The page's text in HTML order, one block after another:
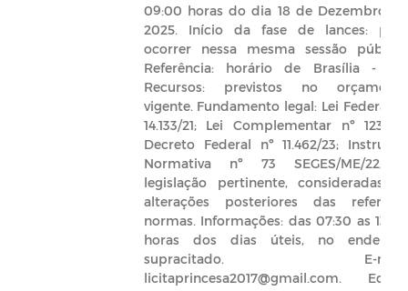
09:00 horas do dia 18 de Dezembro de
2025. Início da fase de lances: para
ocorrer nessa mesma sessão pública.
Referência: horário de Brasília - DF.
Recursos: previstos no orçamento
vigente. Fundamento legal: Lei Federal nº
14.133/21; Lei Complementar nº 123/06;
Decreto Federal nº 11.462/23; Instrução
Normativa nº 73 SEGES/ME/22; e
legislação pertinente, consideradas as
alterações posteriores das referidas
normas. Informações: das 07:30 as 13:00
horas dos dias úteis, no endereço
supracitado. E-mail:
licitaprincesa2017@gmail.com. Edital: